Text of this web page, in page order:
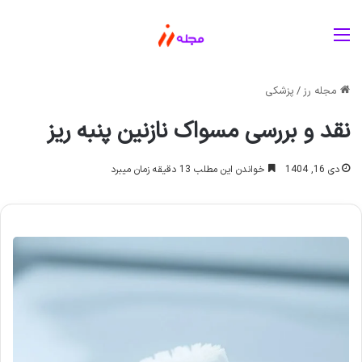
مجله رز/ پزشکی
نقد و بررسی مسواک نازنین پنبه ریز
دی 16, 1404 خواندن این مطلب 13 دقیقه زمان میبرد